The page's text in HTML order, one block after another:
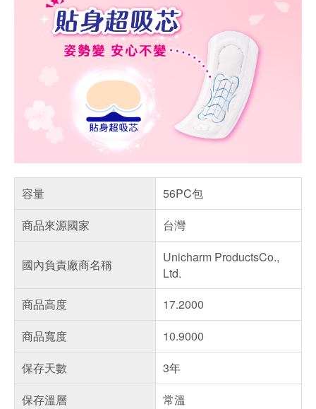
容量
56PC包
商品來源國家
台灣
國內負責廠商名稱
Unicharm ProductsCo.,
Ltd.
商品高度
17.2000
商品寬度
10.9000
保存天數
3年
保存溫層
常溫